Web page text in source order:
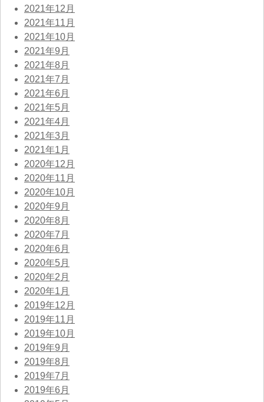
2021年12月
2021年11月
2021年10月
2021年9月
2021年8月
2021年7月
2021年6月
2021年5月
2021年4月
2021年3月
2021年1月
2020年12月
2020年11月
2020年10月
2020年9月
2020年8月
2020年7月
2020年6月
2020年5月
2020年2月
2020年1月
2019年12月
2019年11月
2019年10月
2019年9月
2019年8月
2019年7月
2019年6月